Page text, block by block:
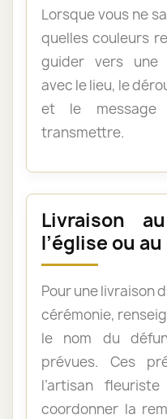
Lorsque vous ne
quelles couleurs
guider vers une
avec le lieu, le
et le message
transmettre.
Livraison
l’église ou
Pour une livraison
cérémonie,
le nom du
prévues. Ces
l’artisan
coordonner la